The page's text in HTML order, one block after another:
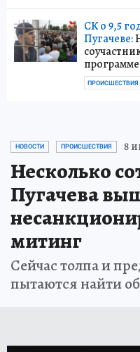
СК о 9,5
Пугачеве:
программе
ПРОИСШЕСТВИЯ
НОВОСТИ ПРОИСШЕСТВИЯ 8
Несколько
Пугачева
митинг
Сейчас толпа и
пытаются найти